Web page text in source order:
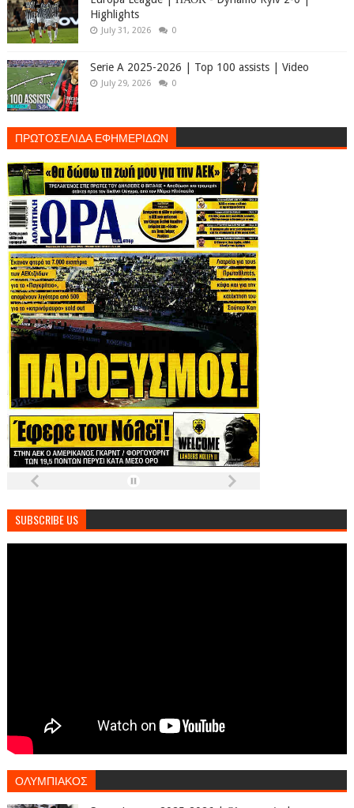
Highlights
July 31, 2026 0
Serie A 2025-2026 | Top 100 assists | Video
July 29, 2026 0
ΠΡΩΤΟΣΕΛΙΔΑ ΕΦΗΜΕΡΙΔΩΝ
SUBSCRIBE US
ΟΛΥΜΠΙΑΚΟΣ